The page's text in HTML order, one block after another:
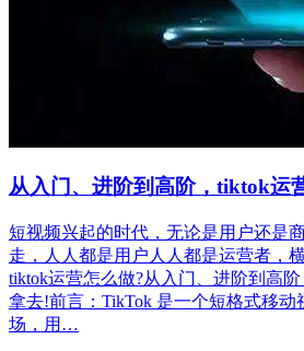
从入门、进阶到高阶，tiktok运
短视频兴起的时代，无论是用户还是
走，人人都是用户人人都是运营者，
tiktok运营怎么做?从入门、进阶到高
拿去!前言：TikTok 是一个短格式移
场，用…